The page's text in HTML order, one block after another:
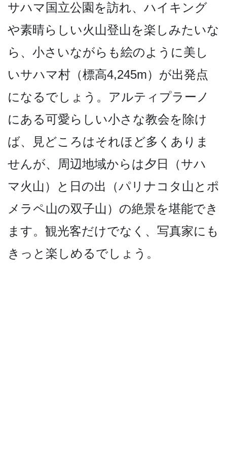
サハマ国立公園を訪れ、ハイ­キング
や素晴らしい火山登山を楽しみたいな
ら、小さ­いながらも絵のように美し
いサハマ村（標高4,24­5m）が出発点
になるでしょう。アルティプラーノ
に­ある可愛らしい小さな教会を除け
ば、見どころはそれ­ほど多くありま
せんが、周辺地域からは夕日（サハ
マ­火山）と日の出（パリナコタ山とポ
メラペ山の双子山­）の絶景を堪能でき
ます。観光客だけでなく、写真家­にも
きっと楽しめるでしょう。